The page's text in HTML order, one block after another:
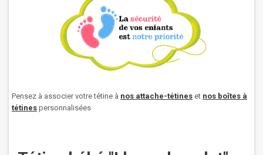
Pensez à associer votre tétine à nos attache-tétines et nos boîtes à
tétines personnalisées